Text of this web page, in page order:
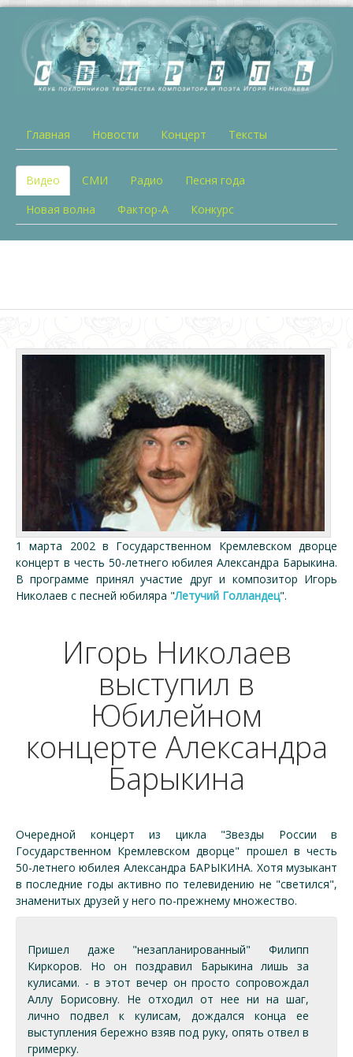
Главная Новости Концерт Тексты
Видео СМИ Радио
Песня года
Новая волна
Фактор-А Конкурс
1 марта 2002 в Государственном Кремлевском дворце
концерт в честь 50-летнего юбилея Александра Барыкина.
В программе принял участие друг и композитор Игорь
Николаев с песней юбиляра "Летучий Голландец".
Игорь Николаев
выступил в
Юбилейном
концерте Александра
Барыкина
Очередной концерт из цикла "Звезды России в
Государственном Кремлевском дворце" прошел в честь
50-летнего юбилея Александра БАРЫКИНА. Хотя музыкант
в последние годы активно по телевидению не "светился",
знаменитых друзей у него по-прежнему множество.
Пришел даже "незапланированный" Филипп
Киркоров. Но он поздравил Барыкина лишь за
кулисами. - в этот вечер он просто сопровождал
Аллу Борисовну. Не отходил от нее ни на шаг,
лично подвел к кулисам, дождался конца ее
выступления бережно взяв под руку, опять отвел в
гримерку.